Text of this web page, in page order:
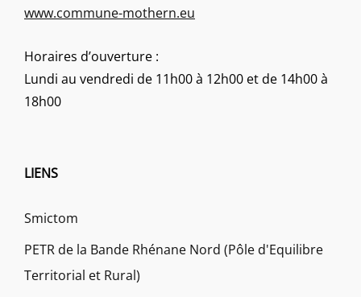
www.commune-mothern.eu
Horaires d’ouverture :
Lundi au vendredi de 11h00 à 12h00 et de 14h00 à
18h00
LIENS
Smictom
PETR de la Bande Rhénane Nord (Pôle d'Equilibre
Territorial et Rural)